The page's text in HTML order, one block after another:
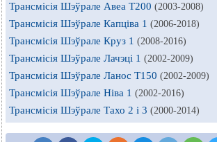
Трансмісія Шэўрале Авеа Т200 (2003-2008)
Трансмісія Шэўрале Капціва 1 (2006-2018)
Трансмісія Шэўрале Круз 1 (2008-2016)
Трансмісія Шэўрале Лачэці 1 (2002-2009)
Трансмісія Шэўрале Ланос Т150 (2002-2009)
Трансмісія Шэўрале Ніва 1 (2002-2016)
Трансмісія Шэўрале Тахо 2 і 3 (2000-2014)